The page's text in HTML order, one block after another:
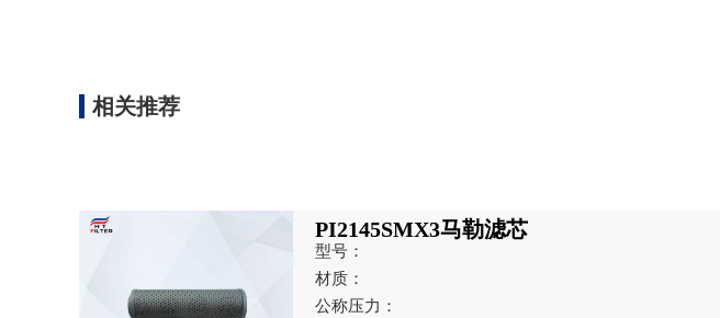
相关推荐
PI2145SMX3马勒滤芯
型号：
材质：
公称压力：